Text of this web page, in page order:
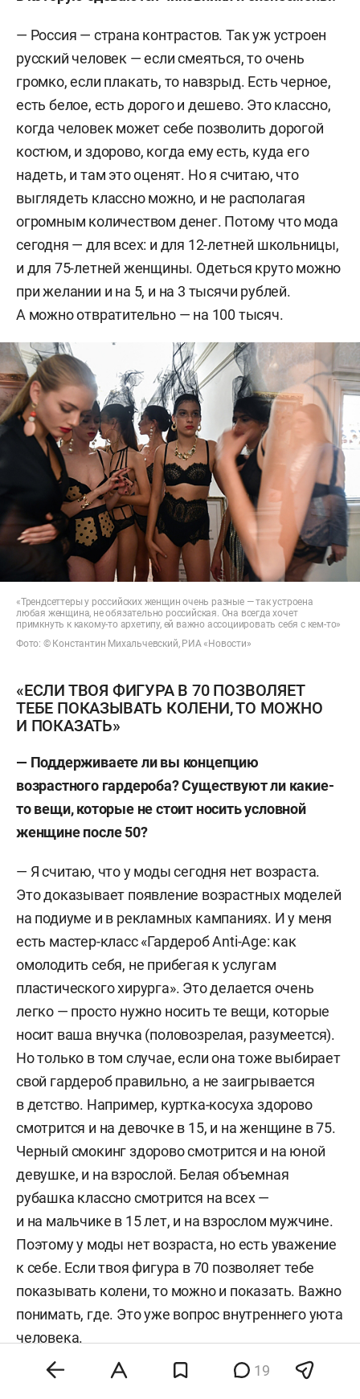
— Россия — страна контрастов. Так уж устроен
русский человек — если смеяться, то очень
громко, если плакать, то навзрыд. Есть черное,
есть белое, есть дорого и дешево. Это классно,
когда человек может себе позволить дорогой
костюм, и здорово, когда ему есть, куда его
надеть, и там это оценят. Но я считаю, что
выглядеть классно можно, и не располагая
огромным количеством денег. Потому что мода
сегодня — для всех: и для 12-летней школьницы,
и для 75-летней женщины. Одеться круто можно
при желании и на 5, и на 3 тысячи рублей.
А можно отвратительно — на 100 тысяч.
«Трендсеттеры у российских женщин очень разные — так устроена
любая женщина, не обязательно российская. Она всегда хочет
примкнуть к какому-то архетипу, ей важно ассоциировать себя с кем-то»
Фото: © Константин Михальчевский, РИА «Новости»
«ЕСЛИ ТВОЯ ФИГУРА В 70 ПОЗВОЛЯЕТ
ТЕБЕ ПОКАЗЫВАТЬ КОЛЕНИ, ТО МОЖНО
И ПОКАЗАТЬ»
— Поддерживаете ли вы концепцию
возрастного гардероба? Существуют ли какие-
то вещи, которые не стоит носить условной
женщине после 50?
— Я считаю, что у моды сегодня нет возраста.
Это доказывает появление возрастных моделей
на подиуме и в рекламных кампаниях. И у меня
есть мастер-класс «Гардероб Anti-Age: как
омолодить себя, не прибегая к услугам
пластического хирурга». Это делается очень
легко — просто нужно носить те вещи, которые
носит ваша внучка (половозрелая, разумеется).
Но только в том случае, если она тоже выбирает
свой гардероб правильно, а не заигрывается
в детство. Например, куртка-косуха здорово
смотрится и на девочке в 15, и на женщине в 75.
Черный смокинг здорово смотрится и на юной
девушке, и на взрослой. Белая объемная
рубашка классно смотрится на всех —
и на мальчике в 15 лет, и на взрослом мужчине.
Поэтому у моды нет возраста, но есть уважение
к себе. Если твоя фигура в 70 позволяет тебе
показывать колени, то можно и показать. Важно
понимать, где. Это уже вопрос внутреннего уюта
человека.
— Как вы относитесь к секонд-хендам
19